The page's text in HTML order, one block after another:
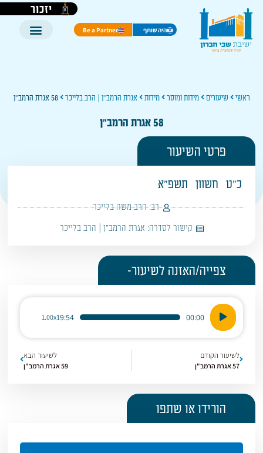
יזכור
היה שותף Be a Partner
ראשי שיעורים מידות ומוסר מידות אגרת הרמב"ן | הרב בלייכר 58 אגרת הרמב"ן
58 אגרת הרמב"ן
פרטי השיעור
כ"ט חשוון תשפ"א
רב: הרב משה בלייכר
קישור לסדרה: אגרת הרמב"ן | הרב בלייכר
צפייה/האזנה לשיעור-
נגן
אודיו
00:00
19:54
1.00x
לשיעור הקודם
57 אגרת הרמב"ן
לשיעור הבא
59 אגרת הרמב"ן
הורידו או שתפו